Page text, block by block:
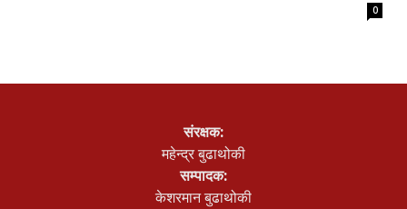
0
संरक्षक:
महेन्द्र बुढाथोकी
सम्पादक:
केशरमान बुढाथोकी